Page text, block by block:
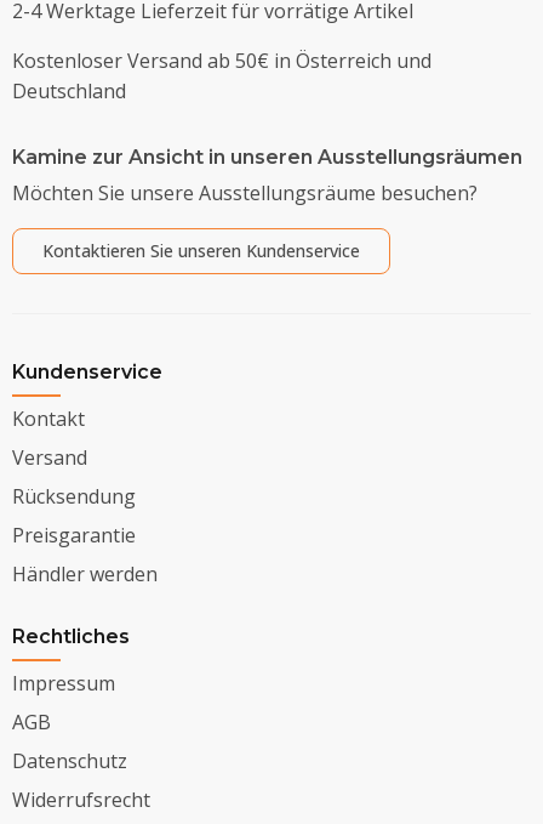
2-4 Werktage Lieferzeit für vorrätige Artikel
Kostenloser Versand ab 50€ in Österreich und
Deutschland
Kamine zur Ansicht in unseren Ausstellungsräumen
Möchten Sie unsere Ausstellungsräume besuchen?
Kontaktieren Sie unseren Kundenservice
Kundenservice
Kontakt
Versand
Rücksendung
Preisgarantie
Händler werden
Rechtliches
Impressum
AGB
Datenschutz
Widerrufsrecht